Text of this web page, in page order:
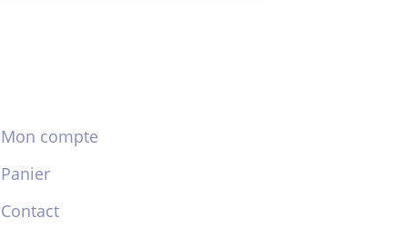
Mon compte
Panier
Contact